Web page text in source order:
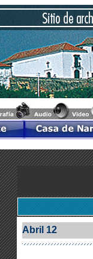
Abril 12